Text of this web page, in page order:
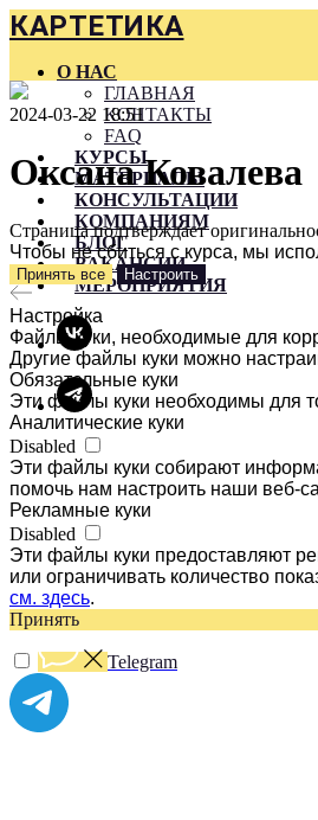
КАРТЕТИКА
О НАС
ГЛАВНАЯ
КОНТАКТЫ
FAQ
КУРСЫ
МАТЕРИАЛЫ
КОНСУЛЬТАЦИИ
КОМПАНИЯМ
БЛОГ
ВАКАНСИИ
МЕРОПРИЯТИЯ
2024-03-22 18:51
Оксана Ковалева
Страница подтверждает
Чтобы не сбиться с курса, мы
Принять все Настроить
Настройка
Файлы куки, необходимые для
Другие файлы куки можно
Обязательные куки
Эти файлы куки необходимы для
Аналитические куки
Disabled
Эти файлы куки собирают
помочь нам настроить наши веб-
Рекламные куки
Disabled
Эти файлы куки предоставляют
или ограничивать количество
см. здесь.
Принять
Telegram